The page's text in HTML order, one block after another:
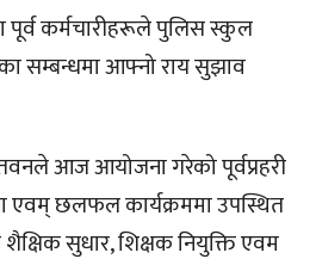
पूर्व कर्मचारीहरूले पुलिस स्कुल
सम्बन्धमा आफ्नो राय सुझाव
आज आयोजना गरेको पूर्वप्रहरी
एवम् छलफल कार्यक्रममा उपस्थित
शैक्षिक सुधार, शिक्षक नियुक्ति एवम